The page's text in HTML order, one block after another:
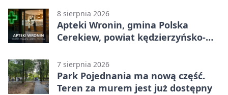
8 sierpnia 2026
Apteki Wronin, gmina Polska
Cerekiew, powiat kędzierzyńsko-
otwarcia
7 sierpnia 2026
Park Pojednania ma nową część.
Teren za murem jest już dostępny